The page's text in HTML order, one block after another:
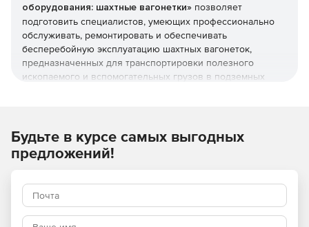
оборудования: шахтные вагонетки» позволяет
подготовить специалистов, умеющих профессионально
обслуживать, ремонтировать и обеспечивать
бесперебойную эксплуатацию шахтных вагонеток,
предназначенных для транспортировки полезного
ископаемого и вспомогательных грузов в подземных
Ознакомление с конструкцией и основными узлами
шахтных вагонеток.
Объяснение принципов работы шахтных вагонеток
разных типов.
Будьте в курсе самых выгодных
предложений!